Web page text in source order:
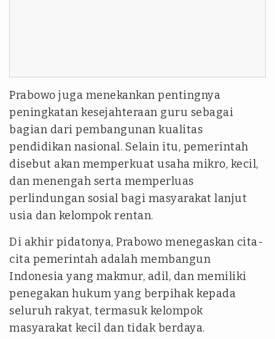
Prabowo juga menekankan pentingnya
peningkatan kesejahteraan guru sebagai
bagian dari pembangunan kualitas
pendidikan nasional. Selain itu, pemerintah
disebut akan memperkuat usaha mikro, kecil,
dan menengah serta memperluas
perlindungan sosial bagi masyarakat lanjut
usia dan kelompok rentan.
Di akhir pidatonya, Prabowo menegaskan cita-
cita pemerintah adalah membangun
Indonesia yang makmur, adil, dan memiliki
penegakan hukum yang berpihak kepada
seluruh rakyat, termasuk kelompok
masyarakat kecil dan tidak berdaya.